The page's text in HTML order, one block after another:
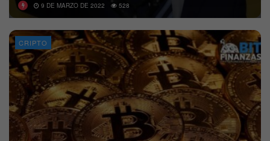
9 DE MARZO DE 2022 528
CRIPTO